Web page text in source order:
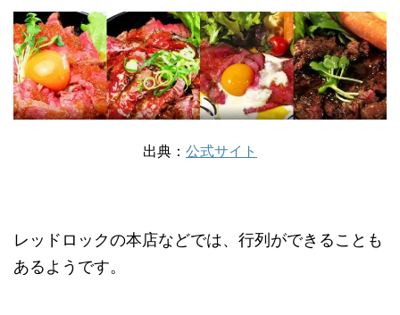
出典： 公式サイト
レッドロックの本店などでは、行列ができることも
あるようです。